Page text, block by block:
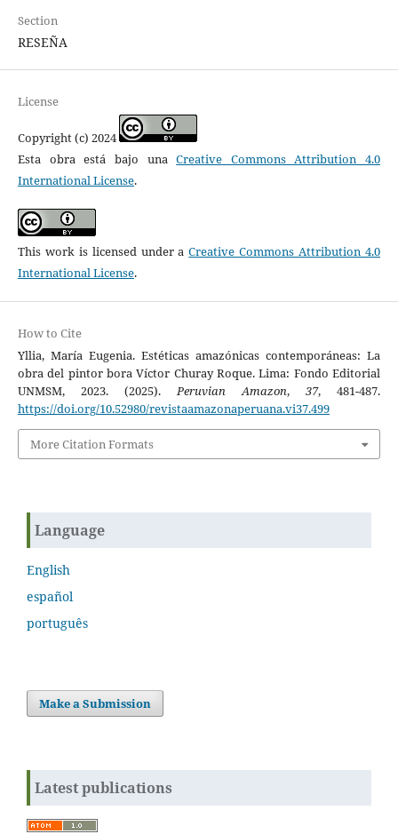
Section
RESEÑA
License
Copyright (c) 2024
Esta obra está bajo unaCreative Commons Attribution 4.0
International License.
This work is licensed under aCreative Commons Attribution 4.0
International License.
How to Cite
Yllia, María Eugenia. Estéticas amazónicas contemporáneas: La
obra del pintor bora Víctor Churay Roque. Lima: Fondo Editorial
UNMSM, 2023. (2025).Peruvian Amazon,37, 481-487.
https://doi.org/10.52980/revistaamazonaperuana.vi37.499
More Citation Formats
Language
English
español
português
Make a Submission
Latest publications